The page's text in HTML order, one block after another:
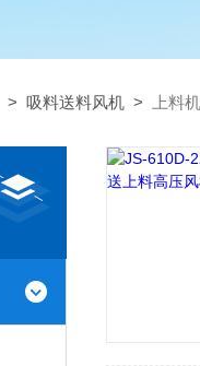
> 吸料送料风机 > 上料